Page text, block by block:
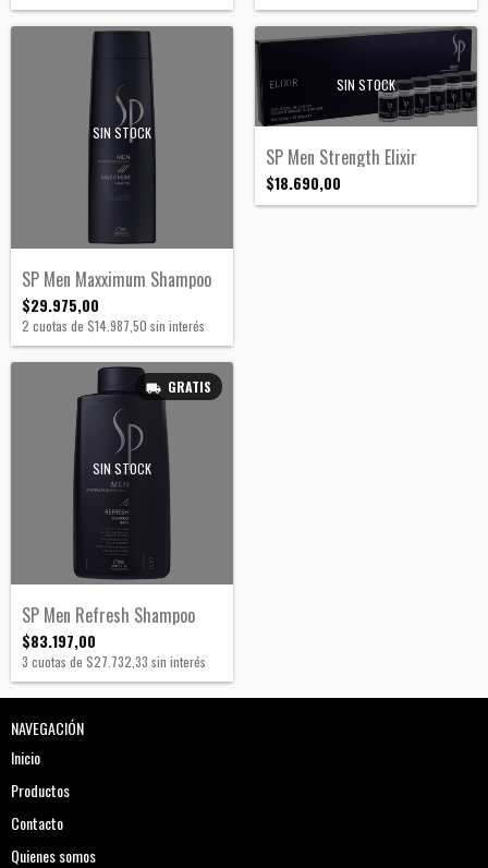
SIN STOCK
SP Men Maxximum Shampoo
$29.975,00
2 cuotas de $14.987,50 sin interés
SIN STOCK
SP Men Strength Elixir
$18.690,00
SIN STOCK
GRATIS
SP Men Refresh Shampoo
$83.197,00
3 cuotas de $27.732,33 sin interés
NAVEGACIÓN
Inicio
Productos
Contacto
Quienes somos